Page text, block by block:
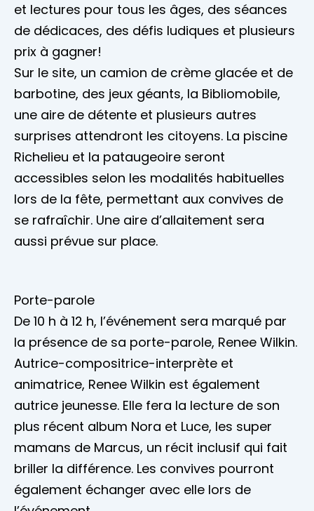
et lectures pour tous les âges, des séances
de dédicaces, des défis ludiques et plusieurs
prix à gagner!
Sur le site, un camion de crème glacée et de
barbotine, des jeux géants, la Bibliomobile,
une aire de détente et plusieurs autres
surprises attendront les citoyens. La piscine
Richelieu et la pataugeoire seront
accessibles selon les modalités habituelles
lors de la fête, permettant aux convives de
se rafraîchir. Une aire d’allaitement sera
aussi prévue sur place.
Porte-parole
De 10 h à 12 h, l’événement sera marqué par
la présence de sa porte-parole, Renee Wilkin.
Autrice-compositrice-interprète et
animatrice, Renee Wilkin est également
autrice jeunesse. Elle fera la lecture de son
plus récent album Nora et Luce, les super
mamans de Marcus, un récit inclusif qui fait
briller la différence. Les convives pourront
également échanger avec elle lors de